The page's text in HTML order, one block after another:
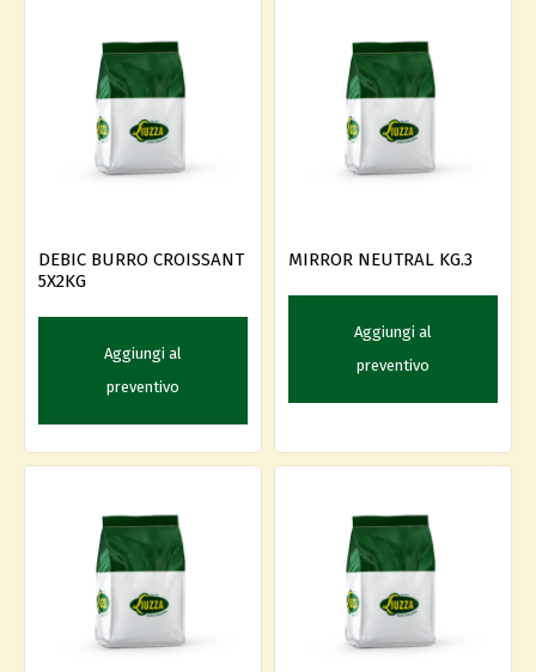
DEBIC BURRO CROISSANT
5X2KG
Aggiungi al
preventivo
MIRROR NEUTRAL KG.3
Aggiungi al
preventivo